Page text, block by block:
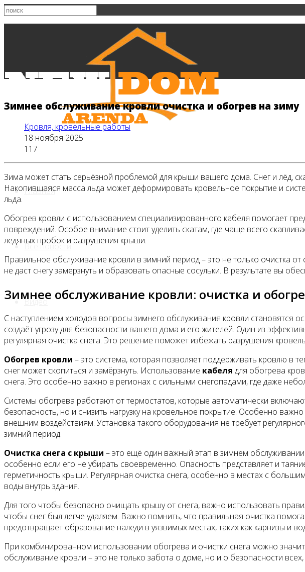
Главная
Все новости
Видео
Зимнее обслуживание кровли очистка и обогрев на зиму
Кровля, кровельные работы
18 ноября 2025
117
Зима может стать серьёзной проблемой для крыши вашего дома. Снег и лёд,
Накопившаяся масса льда может деформировать кровельное покрытие и
льда.
Обогрев кровли с использованием специализированного кабеля помогает
повреждений. Особое внимание стоит уделить скатам, где чаще всего
ледяных пробок и разрушения крыши.
Правильное обслуживание кровли в зимний период – это не только очистка
не даст снегу замерзнуть и образовать опасные сосульки. В результате вы
Зимнее обслуживание кровли: очистка и
С наступлением холодов вопросы зимнего обслуживания кровли становятся
создаёт угрозу для безопасности вашего дома и его жителей. Один из
регулярная очистка снега. Это решение поможет избежать разрушения
Обогрев кровли – это система, которая позволяет поддерживать кровлю в
снег может скопиться и замёрзнуть. Использование кабеля для обогрева
снега. Это особенно важно в регионах с сильными снегопадами, где даже
Системы обогрева работают от термостатов, которые автоматически
безопасность, но и снизить нагрузку на кровельное покрытие. Особенно
внешним воздействиям. Установка такого оборудования не требует
зимний период.
Очистка снега с крыши – это ещё один важный этап в зимнем
особенно если его не убирать своевременно. Опасность представляет и
герметичность крыши. Регулярная очистка снега, особенно в местах с
воды внутрь здания.
Для того чтобы безопасно очищать крышу от снега, важно использовать
чтобы снег был легче удаляем. Важно помнить, что правильная очистка
предотвращает образование наледи в уязвимых местах, таких как карнизы и
При комбинированном использовании обогрева и очистки снега можно
обслуживание кровли – это не только забота о доме, но и о безопасности